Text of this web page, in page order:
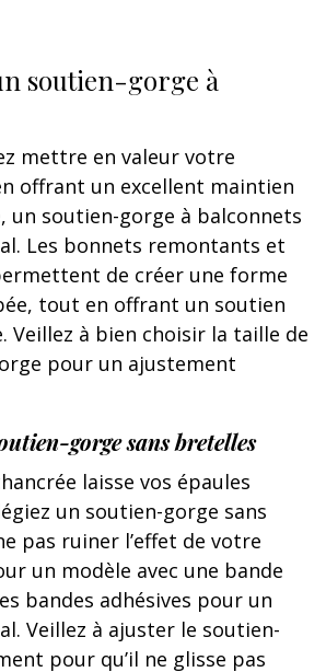
soutien-gorge à
mettre en valeur votre
offrant un excellent maintien
un soutien-gorge à balconnets
Les bonnets remontants et
de créer une forme
tout en offrant un soutien
Veillez à bien choisir la taille de
pour un ajustement
gorge sans bretelles
laisse vos épaules
un soutien-gorge sans
pas ruiner l’effet de votre
un modèle avec une bande
bandes adhésives pour un
Veillez à ajuster le soutien-
pour qu’il ne glisse pas